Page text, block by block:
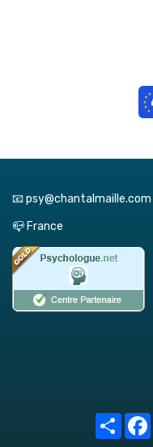
📧 psy@chantalmaille.com
📪 France
Share